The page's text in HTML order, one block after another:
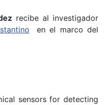
recibe al investigador
en el marco del
sensors for detecting